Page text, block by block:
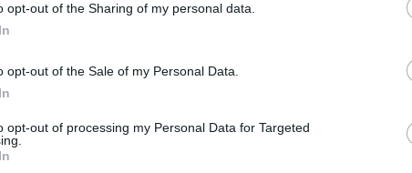
opt-out of the Sharing of my personal data.
opt-out of the Sale of my Personal Data.
opt-out of processing my Personal Data for Targeted
ανάγκες της
Άγιο Δημήτριο την πόλη μας οι ανάγκες
ορθολογική διαχείριση των αστικών